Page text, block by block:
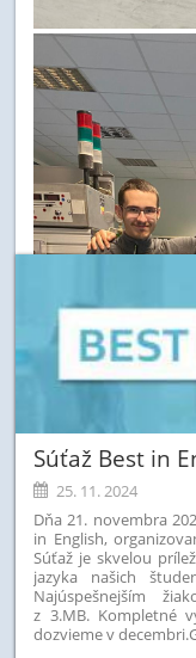
Súťaž Best in
25. 11. 2024
Dňa 21. novembra
in English,
Súťaž je skvelou
jazyka našich
Najúspešnejším
z 3.MB. Kompletné
dozvieme v decembri.